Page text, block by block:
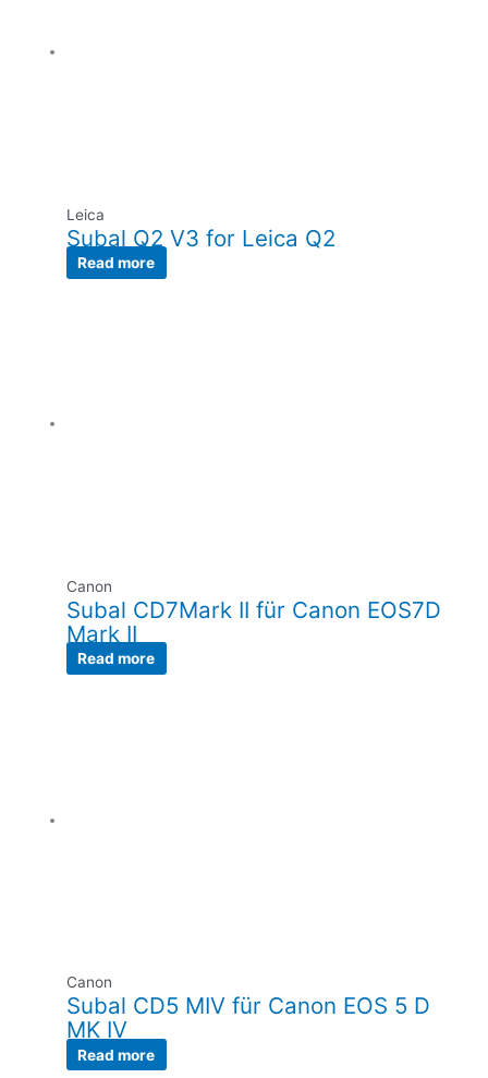
Leica
Subal Q2 V3 for Leica Q2
Read more
Canon
Subal CD7Mark II für Canon EOS7D
Mark II
Read more
Canon
Subal CD5 MIV für Canon EOS 5 D
MK IV
Read more